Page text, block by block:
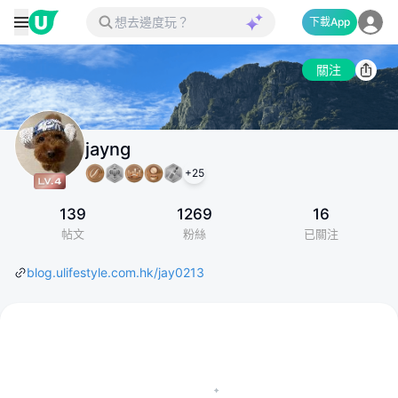
下載App
關注
jayng
+25
139
帖文
1269
粉絲
16
已關注
blog.ulifestyle.com.hk/jay0213